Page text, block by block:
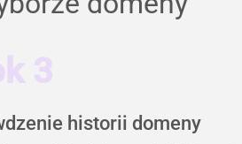
3
historii domeny